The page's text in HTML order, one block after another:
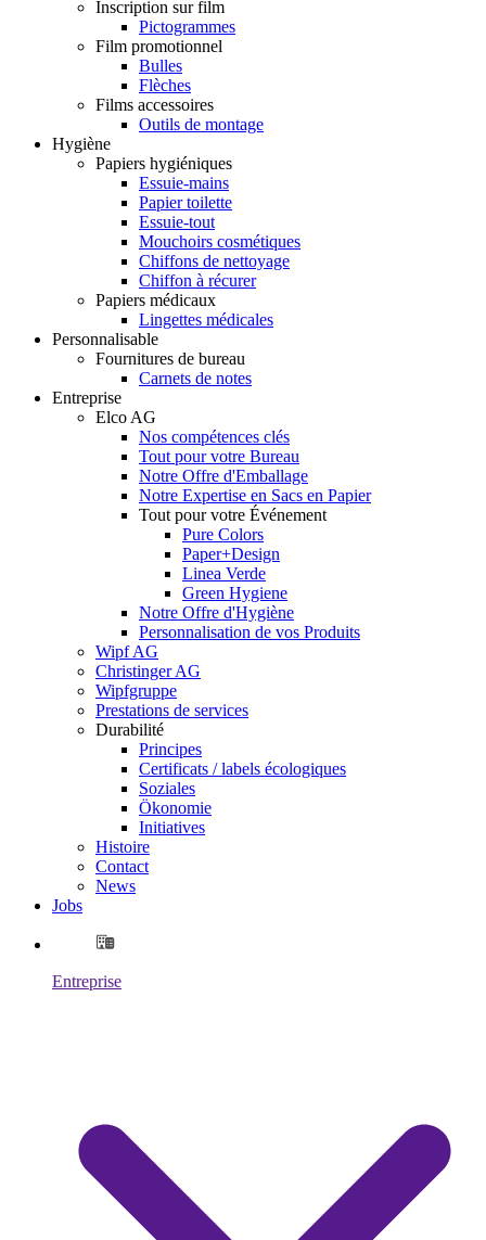
Inscription sur film
Pictogrammes
Film promotionnel
Bulles
Flèches
Films accessoires
Outils de montage
Hygiène
Papiers hygiéniques
Essuie-mains
Papier toilette
Essuie-tout
Mouchoirs cosmétiques
Chiffons de nettoyage
Chiffon à récurer
Papiers médicaux
Lingettes médicales
Personnalisable
Fournitures de bureau
Carnets de notes
Entreprise
Elco AG
Nos compétences clés
Tout pour votre Bureau
Notre Offre d'Emballage
Notre Expertise en Sacs en Papier
Tout pour votre Événement
Pure Colors
Paper+Design
Linea Verde
Green Hygiene
Notre Offre d'Hygiène
Personnalisation de vos Produits
Wipf AG
Christinger AG
Wipfgruppe
Prestations de services
Durabilité
Principes
Certificats / labels écologiques
Soziales
Ökonomie
Initiatives
Histoire
Contact
News
Jobs
Entreprise